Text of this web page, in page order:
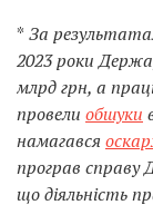
* За
2023 роки
млрд грн, а
провели обшуки
намагався
програв справу
що діяльність